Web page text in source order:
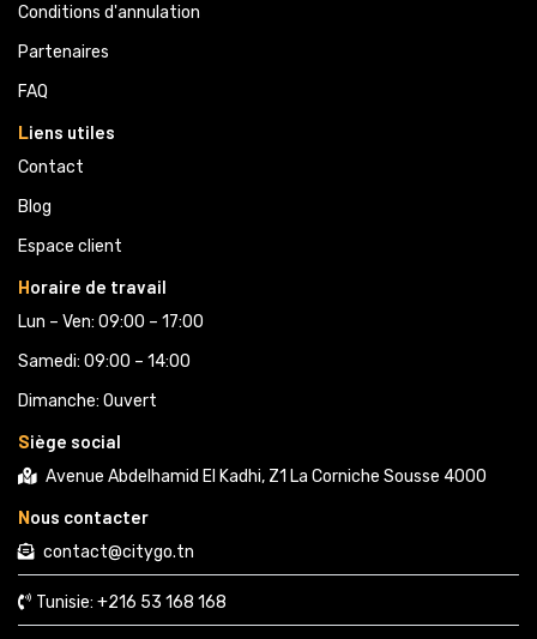
Conditions d'annulation
Partenaires
FAQ
Liens utiles
Contact
Blog
Espace client
Horaire de travail
Lun – Ven: 09:00 – 17:00
Samedi: 09:00 – 14:00
Dimanche: Ouvert
Siège social
Avenue Abdelhamid El Kadhi, Z1 La Corniche Sousse 4000
Nous contacter
contact@citygo.tn
Tunisie: +216 53 168 168